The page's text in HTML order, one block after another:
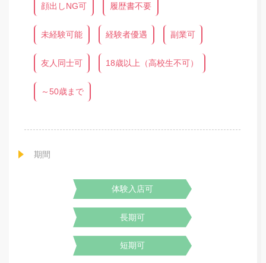
顔出しNG可 履歴書不要
未経験可能 経験者優遇 副業可
友人同士可 18歳以上（高校生不可）
～50歳まで
期間
体験入店可
長期可
短期可